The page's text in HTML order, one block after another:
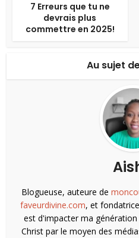
7 Erreurs que tu ne
devrais plus
commettre en 2025!
Au sujet
Blogueuse, auteure de
faveurdivine.com, et
est d'impacter ma
Christ par le moyen des